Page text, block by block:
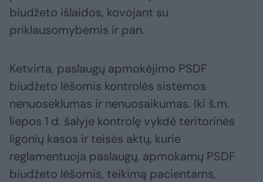
biudžeto išlaidos, kovojant su
priklausomybėmis ir pan.
Ketvirta, paslaugų apmokėjimo PSDF
biudžeto lėšomis kontrolės sistemos
nenuoseklumas ir nenuosaikumas. Iki š.m.
liepos 1 d. šalyje kontrolę vykdė teritorinės
ligonių kasos ir teisės aktų, kurie
reglamentuoja paslaugų, apmokamų PSDF
biudžeto lėšomis, teikimą pacientams,